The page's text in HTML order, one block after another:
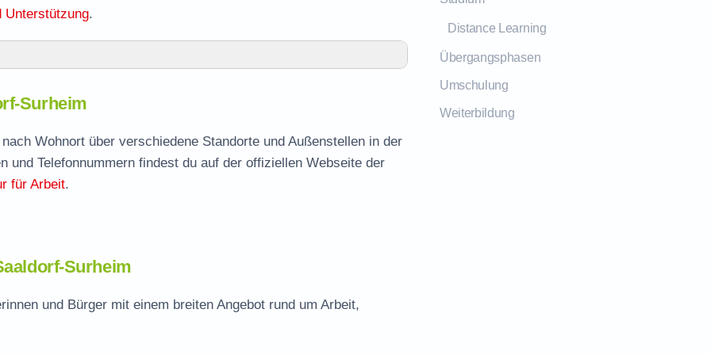
Unterstützung.
Surheim
Stelle
Surheim
Wohnort über verschiedene Standorte und Außenstellen in der
und Telefonnummern findest du auf der offiziellen Webseite der
für Arbeit.
Surheim
und Bürger mit einem breiten Angebot rund um Arbeit,
Distance Learning
Übergangsphasen
Umschulung
Weiterbildung